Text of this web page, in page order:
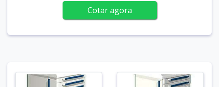
Cotar agora